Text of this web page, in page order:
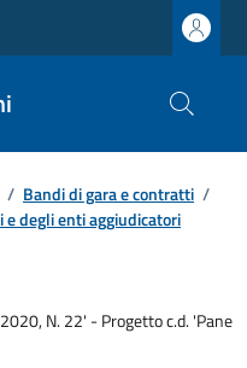
/ Bandi di gara e contratti /
degli enti aggiudicatori
2020, N. 22' - Progetto c.d. 'Pane